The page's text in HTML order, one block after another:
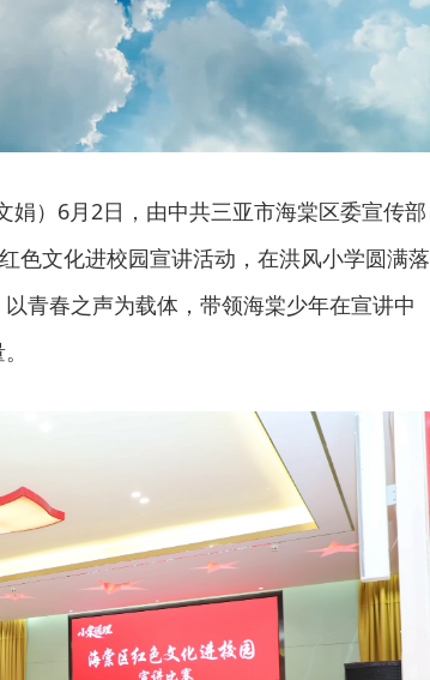
娟）6月2日，由中共三亚市海棠区委宣传部
色文化进校园宣讲活动，在洪风小学圆满落
青春之声为载体，带领海棠少年在宣讲中